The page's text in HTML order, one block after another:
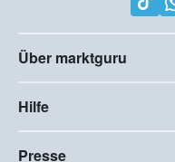
Über marktguru
Hilfe
Presse